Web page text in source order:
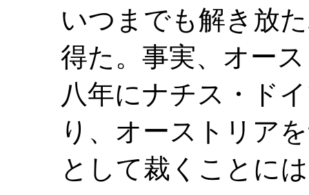
いつまでも解き放
得た。事実、オー
八年にナチス・ド
り、オーストリア
として裁くことに